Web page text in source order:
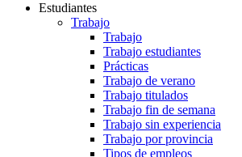
Estudiantes
Trabajo
Trabajo
Trabajo estudiantes
Prácticas
Trabajo de verano
Trabajo titulados
Trabajo fin de semana
Trabajo sin experiencia
Trabajo por provincia
Tipos de empleos